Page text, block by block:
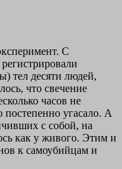
С
тел десяти людей,
что свечение
часов не
угасало. А
с собой, на
как у живого. Этим и
к самоубийцам и